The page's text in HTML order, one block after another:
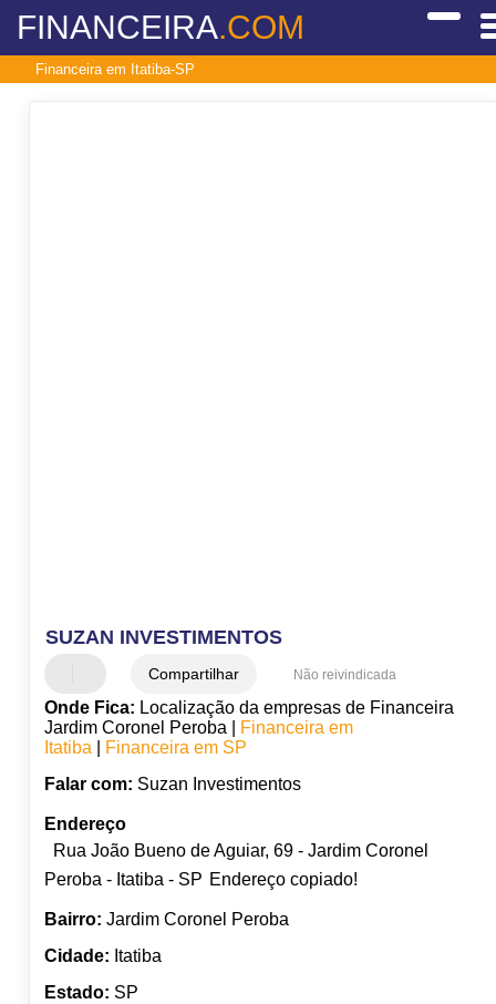
FINANCEIRA.COM
Financeira em Itatiba-SP
SUZAN INVESTIMENTOS
Compartilhar Não reivindicada
Onde Fica: Localização da empresas de Financeira
Jardim Coronel Peroba |
Financeira em
Itatiba|
Financeira em SP
Falar com: Suzan Investimentos
Endereço
Rua João Bueno de Aguiar, 69 - Jardim Coronel
Peroba - Itatiba - SP Endereço copiado!
Bairro: Jardim Coronel Peroba
Cidade: Itatiba
Estado: SP